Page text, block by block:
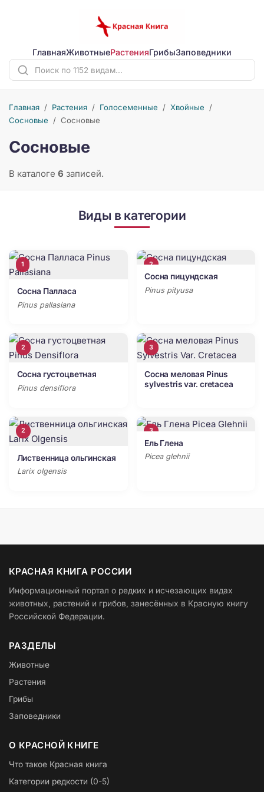
ГлавнаяЖивотныеРастенияГрибыЗаповедники
Главная / Растения / Голосеменные / Хвойные /
Сосновые / Сосновые
Сосновые
В каталоге 6 записей.
Виды в категории
1
Сосна Палласа
Pinus pallasiana
2
Сосна пицундская
Pinus pityusa
2
Сосна густоцветная
Pinus densiflora
3
Сосна меловая Pinus
sylvestris var. cretacea
2
Лиственница ольгинская
Larix olgensis
3
Ель Глена
Picea glehnii
КРАСНАЯ КНИГА РОССИИ
Информационный портал о редких и исчезающих видах
животных, растений и грибов, занесённых в Красную книгу
Российской Федерации.
РАЗДЕЛЫ
Животные
Растения
Грибы
Заповедники
О КРАСНОЙ КНИГЕ
Что такое Красная книга
Категории редкости (0-5)